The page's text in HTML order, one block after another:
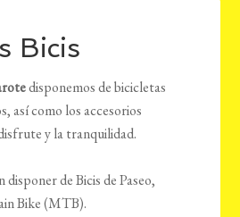
Bicis
disponemos de bicicletas
así como los accesorios
y la tranquilidad.
de Bicis de Paseo,
Bike (MTB).